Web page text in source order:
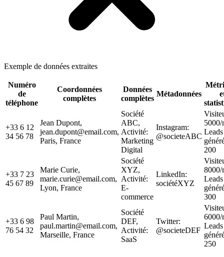
Exemple de données extraites
Numéro
de
téléphone
Coordonnées
complètes
Données
complètes
Métadonnées
+33 6 12
34 56 78
Jean Dupont,
jean.dupont@email.com,
Paris, France
Société
ABC,
Activité:
Marketing
Digital
Instagram:
@societeABC
5000/
Leads
200
+33 7 23
45 67 89
Marie Curie,
marie.curie@email.com,
Lyon, France
Société
XYZ,
Activité:
E-
commerce
LinkedIn:
sociétéXYZ
8000/
Leads
300
+33 6 98
76 54 32
Paul Martin,
paul.martin@email.com,
Marseille, France
Société
DEF,
Activité:
SaaS
Twitter:
@societeDEF
6000/
Leads
250